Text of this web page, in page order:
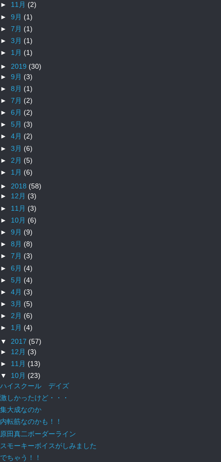
► 11月 (2)
► 9月 (1)
► 7月 (1)
► 3月 (1)
► 1月 (1)
► 2019 (30)
► 9月 (3)
► 8月 (1)
► 7月 (2)
► 6月 (2)
► 5月 (3)
► 4月 (2)
► 3月 (6)
► 2月 (5)
► 1月 (6)
► 2018 (58)
► 12月 (3)
► 11月 (3)
► 10月 (6)
► 9月 (9)
► 8月 (8)
► 7月 (3)
► 6月 (4)
► 5月 (4)
► 4月 (3)
► 3月 (5)
► 2月 (6)
► 1月 (4)
▼ 2017 (57)
► 12月 (3)
► 11月 (13)
▼ 10月 (23)
ハイスクール デイズ
激しかったけど・・・
集大成なのか
内転筋なのかも！！
原田真二ボーダーライン
スモーキーボイスがしみました
でちゃう！！